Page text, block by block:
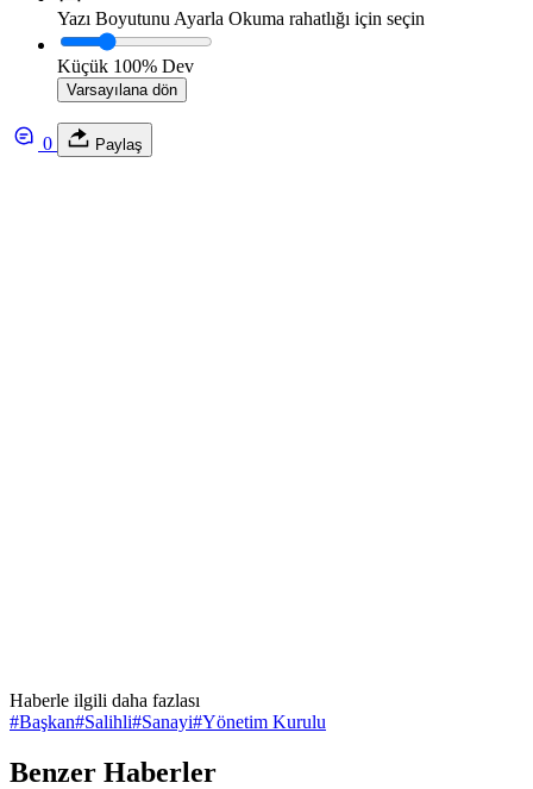
Yazı Boyutunu Ayarla Okuma rahatlığı için seçin
Küçük 100% Dev
Varsayılana dön
0 Paylaş
Haberle ilgili daha fazlası
#Başkan#Salihli#Sanayi#Yönetim Kurulu
Benzer Haberler